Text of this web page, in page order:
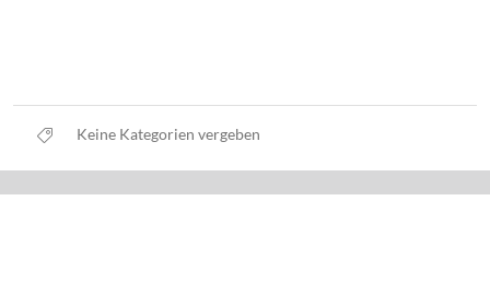
Keine Kategorien vergeben